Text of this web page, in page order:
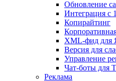
Обновление
Интеграция с
Копирайтинг
XML-фид для
Версия для
Управление
Чат-боты для
Реклама